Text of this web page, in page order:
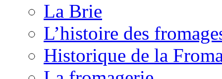
La Brie
L’histoire des
Historique de la